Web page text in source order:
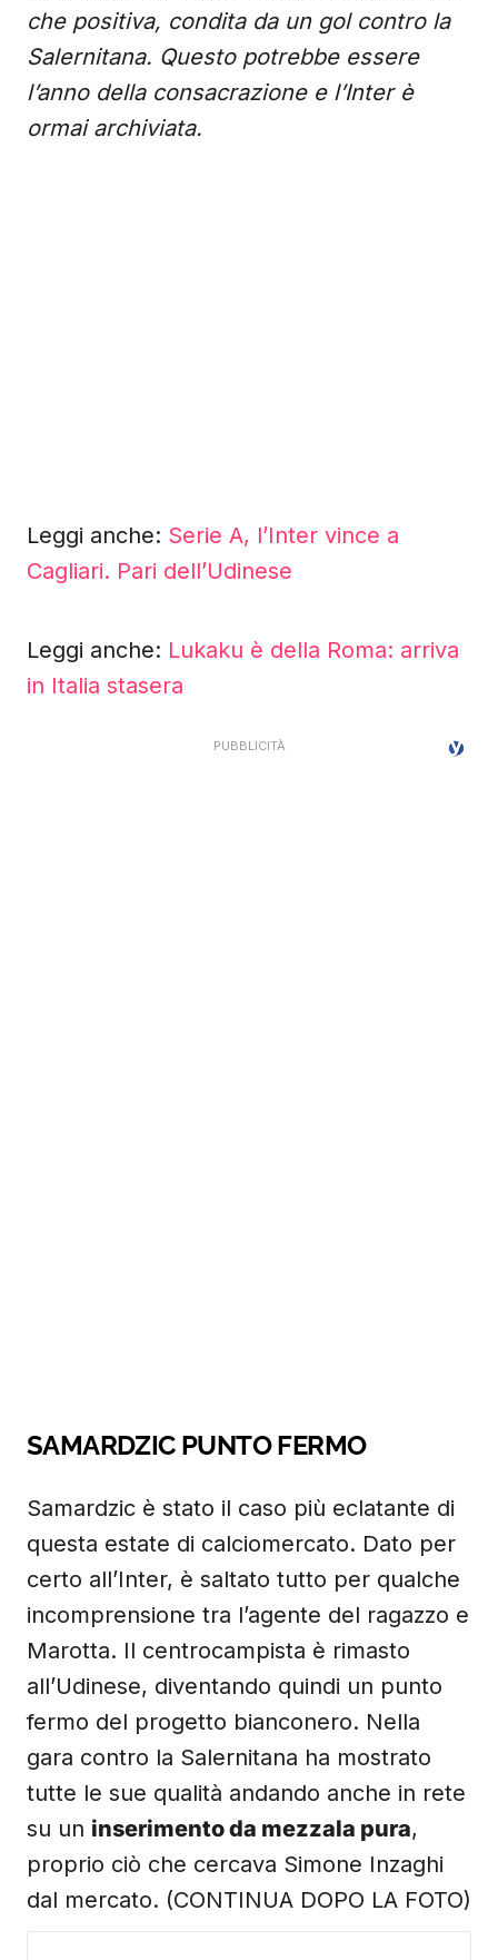
che positiva, condita da un gol contro la
Salernitana. Questo potrebbe essere
l’anno della consacrazione e l’Inter è
ormai archiviata.
Leggi anche: Serie A, l’Inter vince a
Cagliari. Pari dell’Udinese
Leggi anche: Lukaku è della Roma: arriva
in Italia stasera
SAMARDZIC PUNTO FERMO
Samardzic è stato il caso più eclatante di
questa estate di calciomercato. Dato per
certo all’Inter, è saltato tutto per qualche
incomprensione tra l’agente del ragazzo e
Marotta. Il centrocampista è rimasto
all’Udinese, diventando quindi un punto
fermo del progetto bianconero. Nella
gara contro la Salernitana ha mostrato
tutte le sue qualità andando anche in rete
su un inserimento da mezzala pura,
proprio ciò che cercava Simone Inzaghi
dal mercato. (CONTINUA DOPO LA FOTO)